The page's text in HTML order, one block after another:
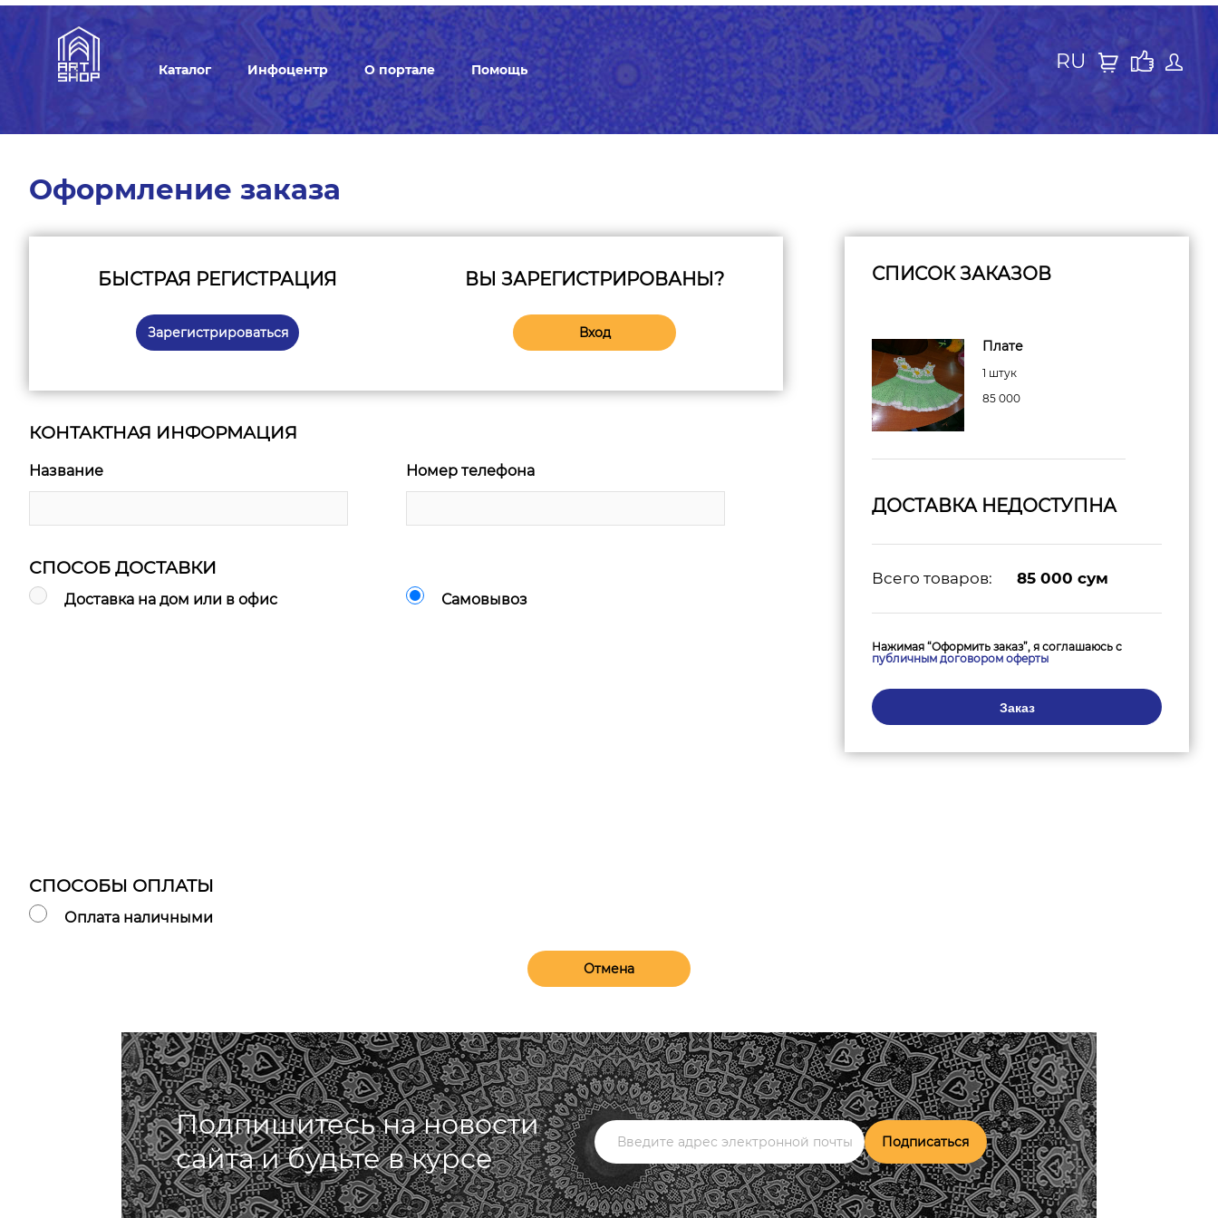
Каталог Инфоцентр О портале Помощь RU
Оформление заказа
БЫСТРАЯ РЕГИСТРАЦИЯ
Зарегистрироваться
ВЫ ЗАРЕГИСТРИРОВАНЫ?
Вход
КОНТАКТНАЯ ИНФОРМАЦИЯ
Название Номер телефона
СПОСОБ ДОСТАВКИ
Доставка на дом или в офис Самовывоз
СПОСОБЫ ОПЛАТЫ
Оплата наличными
СПИСОК ЗАКАЗОВ
Плате
1 штук
85 000
ДОСТАВКА НЕДОСТУПНА
Всего товаров: 85 000 сум
Нажимая “Оформить заказ”, я соглашаюсь с
публичным договором оферты
Заказ
Отмена
Подпишитесь на новости
сайта и будьте в курсе
Подписаться